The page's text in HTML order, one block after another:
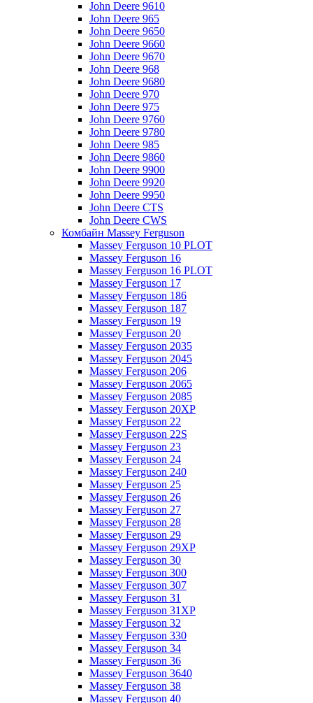
John Deere 9610
John Deere 965
John Deere 9650
John Deere 9660
John Deere 9670
John Deere 968
John Deere 9680
John Deere 970
John Deere 975
John Deere 9760
John Deere 9780
John Deere 985
John Deere 9860
John Deere 9900
John Deere 9920
John Deere 9950
John Deere CTS
John Deere CWS
Комбайн Massey Ferguson
Massey Ferguson 10 PLOT
Massey Ferguson 16
Massey Ferguson 16 PLOT
Massey Ferguson 17
Massey Ferguson 186
Massey Ferguson 187
Massey Ferguson 19
Massey Ferguson 20
Massey Ferguson 2035
Massey Ferguson 2045
Massey Ferguson 206
Massey Ferguson 2065
Massey Ferguson 2085
Massey Ferguson 20XP
Massey Ferguson 22
Massey Ferguson 22S
Massey Ferguson 23
Massey Ferguson 24
Massey Ferguson 240
Massey Ferguson 25
Massey Ferguson 26
Massey Ferguson 27
Massey Ferguson 28
Massey Ferguson 29
Massey Ferguson 29XP
Massey Ferguson 30
Massey Ferguson 300
Massey Ferguson 307
Massey Ferguson 31
Massey Ferguson 31XP
Massey Ferguson 32
Massey Ferguson 330
Massey Ferguson 34
Massey Ferguson 36
Massey Ferguson 3640
Massey Ferguson 38
Massey Ferguson 40